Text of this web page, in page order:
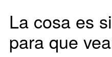
La cosa es
para que